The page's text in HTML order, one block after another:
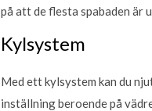
på att de flesta spabaden är
Kylsystem
Med ett kylsystem kan du
inställning beroende på